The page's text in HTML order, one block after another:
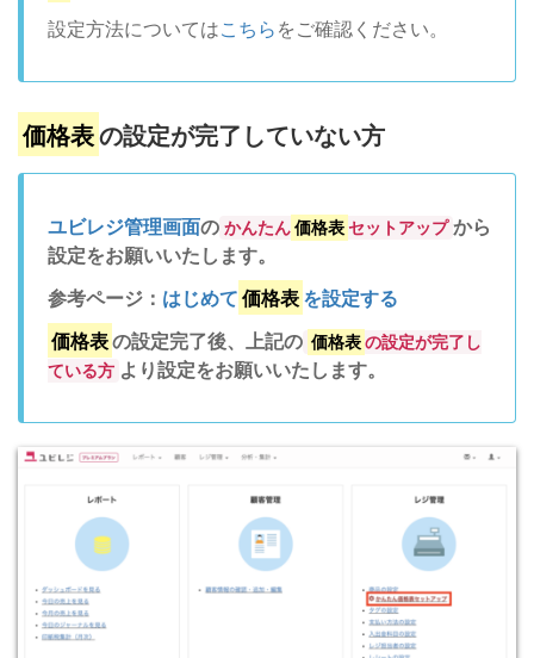
設定方法についてはこちらをご確認ください。
価格表の設定が完了していない方
ユビレジ管理画面の かんたん価格表セットアップ から
設定をお願いいたします。
参考ページ： はじめて価格表を設定する
価格表の設定完了後、上記の 価格表の設定が完了し
ている方 より設定をお願いいたします。